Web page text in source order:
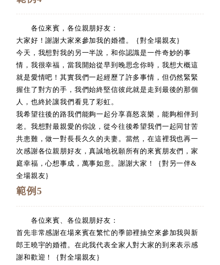
各位來賓，各位親朋好友：
大家好！謝謝大家來參加我的婚禮。｛對全場親友｝
今天，我想對我的另一半說，和你認識是一件奇妙的事
情，我很幸福，當我開始從早到晚思念你時，我想大概這
就是愛情吧！其實我們一起經歷了許多事情，但仍然緊緊
握住了對方的手，我們始終堅信彼此就是走到最後的那個
人，也終於讓我們看見了彩虹。
我希望往後的路我們能夠一起分享喜怒哀樂，能夠相伴到
老。我想對最親愛的你說，從今往後希望我們一起同甘苦
共患難，做一對長長久久的夫妻。當然，在這裡我也再一
次感謝各位親朋好友，真誠地祝願所有的來賓朋友們，家
庭幸福，心想事成，萬事如意。謝謝大家！｛對另一伴&
全場親友｝
範例5
各位來賓、各位親朋好友：
首先非常感謝在場來賓在繁忙的季節裡抽空來參加我與新
郎王曉宇的婚禮。在此我代表全家人對大家的到來表示感
謝和歡迎！｛對全場親友｝